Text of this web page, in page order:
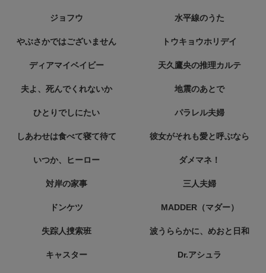
ジョフウ 水平線のうた
やぶさかではございません トウキョウホリデイ
ディアマイベイビー 天久鷹央の推理カルテ
夫よ、死んでくれないか 地震のあとで
ひとりでしにたい パラレル夫婦
しあわせは食べて寝て待て 彼女がそれも愛と呼ぶなら
いつか、ヒーロー ダメマネ！
対岸の家事 三人夫婦
ドンケツ MADDER（マダー）
失踪人捜索班 波うららかに、めおと日和
キャスター Dr.アシュラ